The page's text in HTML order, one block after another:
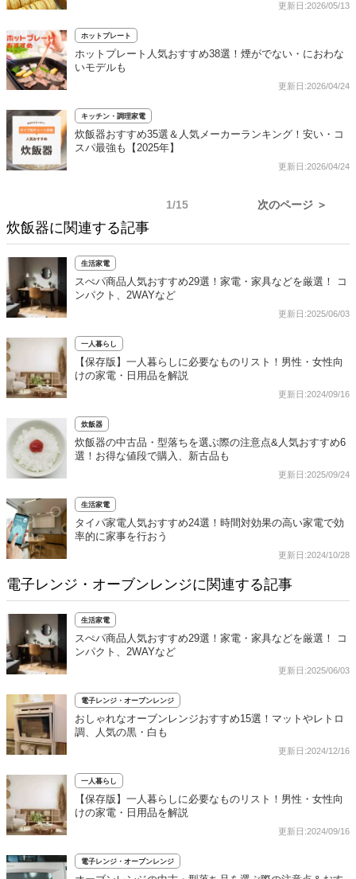
更新日:2026/05/13
ホットプレート
ホットプレート人気おすすめ38選！煙がでない・におわな
いモデルも
更新日:2026/04/24
キッチン・調理家電
炊飯器おすすめ35選＆人気メーカーランキング！安い・コ
スパ最強も【2025年】
更新日:2026/04/24
1/15 次のページ ＞
炊飯器に関連する記事
生活家電
スぺパ商品人気おすすめ29選！家電・家具などを厳選！ コ
ンパクト、2WAYなど
更新日:2025/06/03
一人暮らし
【保存版】一人暮らしに必要なものリスト！男性・女性向
けの家電・日用品を解説
更新日:2024/09/16
炊飯器
炊飯器の中古品・型落ちを選ぶ際の注意点&人気おすすめ6
選！お得な値段で購入、新古品も
更新日:2025/09/24
生活家電
タイパ家電人気おすすめ24選！時間対効果の高い家電で効
率的に家事を行おう
更新日:2024/10/28
電子レンジ・オーブンレンジに関連する記事
生活家電
スぺパ商品人気おすすめ29選！家電・家具などを厳選！ コ
ンパクト、2WAYなど
更新日:2025/06/03
電子レンジ・オーブンレンジ
おしゃれなオーブンレンジおすすめ15選！マットやレトロ
調、人気の黒・白も
更新日:2024/12/16
一人暮らし
【保存版】一人暮らしに必要なものリスト！男性・女性向
けの家電・日用品を解説
更新日:2024/09/16
電子レンジ・オーブンレンジ